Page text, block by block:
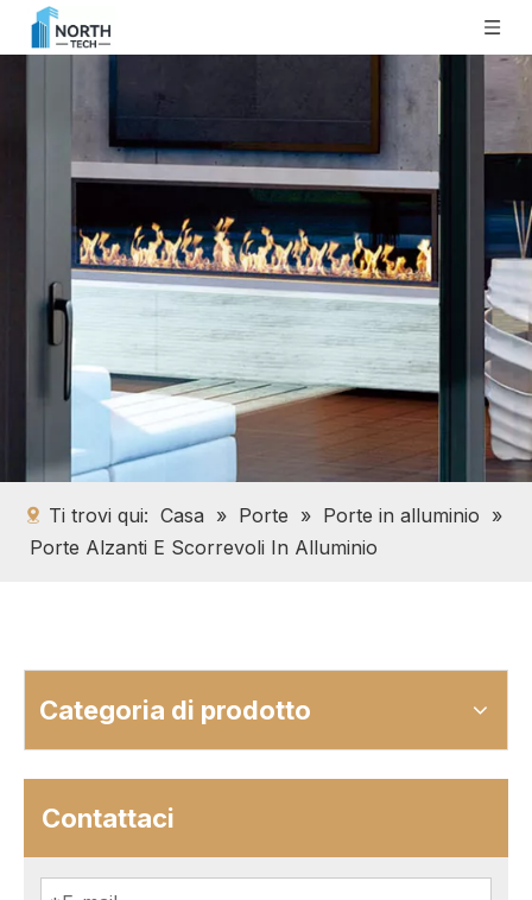
Ti trovi qui: Casa » Porte » Porte in alluminio »
Porte Alzanti E Scorrevoli In Alluminio
Categoria di prodotto
Contattaci